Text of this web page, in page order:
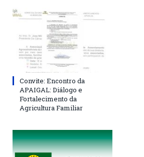
Convite: Encontro da
APAIGAL: Diálogo e
Fortalecimento da
Agricultura Familiar